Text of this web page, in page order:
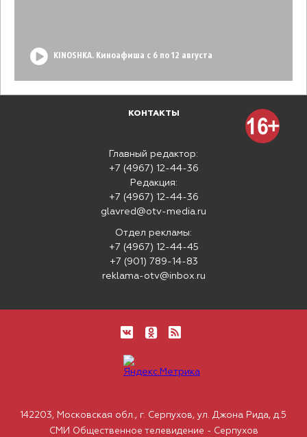
KINOSHKA. Киноафиша с 6 по 12 августа
КОНТАКТЫ
Главный редактор:
+7 (4967) 12-44-36
Редакция:
+7 (4967) 12-44-36
glavred@otv-media.ru
Отдел рекламы:
+7 (4967) 12-44-45
+7 (901) 789-14-83
reklama-otv@inbox.ru
142203, Московская обл., г. Серпухов, ул. Джона Рида, д.5
СМИ Общественное телевидение - Серпухов